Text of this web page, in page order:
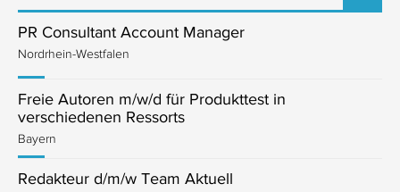
PR Consultant Account Manager
Nordrhein-Westfalen
Freie Autoren m/w/d für Produkttest in
verschiedenen Ressorts
Bayern
Redakteur d/m/w Team Aktuell